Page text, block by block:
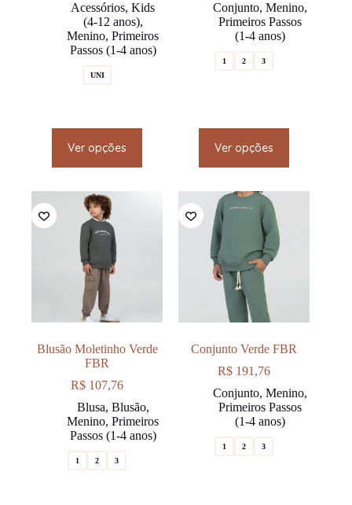
Acessórios,Kids
(4-12 anos),
Menino,Primeiros
Passos (1-4 anos)
UNI
Ver opções
product
variants.
The
options
may
chosen
on
the
product
page
Conjunto, Menino,
Primeiros Passos
(1-4 anos)
1 2 3
Ver opções
product
variants.
The
options
may
chosen
on
the
product
page
Blusão Moletinho Verde
FBR
R$ 107,76
Blusa, Blusão,
Menino,Primeiros
Passos (1-4 anos)
1 2 3
Conjunto Verde FBR
R$ 191,76
Conjunto, Menino,
Primeiros Passos
(1-4 anos)
1 2 3